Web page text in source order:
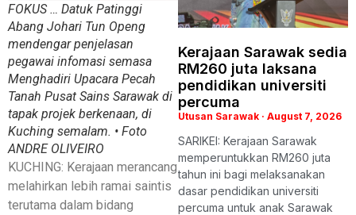
FOKUS … Datuk Patinggi
Abang Johari Tun Openg
mendengar penjelasan
pegawai infomasi semasa
Menghadiri Upacara Pecah
Tanah Pusat Sains Sarawak di
tapak projek berkenaan, di
Kuching semalam. • Foto
ANDRE OLIVEIRO
KUCHING: Kerajaan merancang
melahirkan lebih ramai saintis
terutama dalam bidang
Kerajaan Sarawak sedia
RM260 juta laksana
pendidikan universiti
percuma
Utusan Sarawak August 7, 2026
SARIKEI: Kerajaan Sarawak
memperuntukkan RM260 juta
tahun ini bagi melaksanakan
dasar pendidikan universiti
percuma untuk anak Sarawak